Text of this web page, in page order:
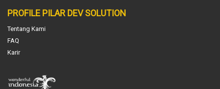
PROFILE PILAR DEV SOLUTION
Tentang Kami
FAQ
Karir